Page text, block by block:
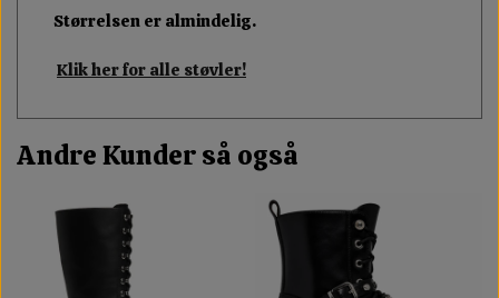
Størrelsen er almindelig.
Klik her for alle støvler!
Andre Kunder så også